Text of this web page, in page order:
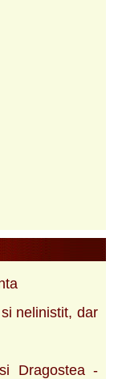
nelinistit, dar
Dragostea -